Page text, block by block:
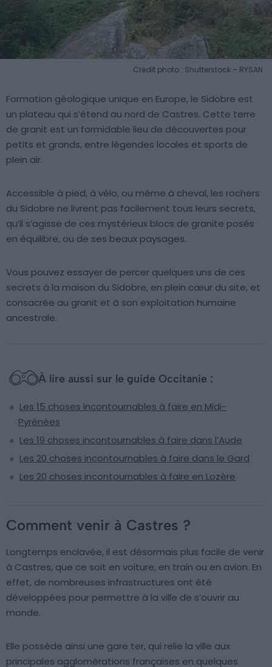
Crédit photo : Shutterstock – RYSAN
Formation géologique unique en Europe, le Sidobre est
un plateau qui s’étend au nord de Castres. Cette terre
de granit est un formidable lieu de découvertes pour
petits et grands, entre légendes locales et sports de
plein air.
Accessible à pied, à vélo, ou même à cheval, les rochers
du Sidobre ne livrent pas facilement tous leurs secrets,
qu’il s’agisse de ces mystérieux blocs de granite posés
en équilibre, ou de ses beaux paysages.
Vous pouvez essayer de percer quelques uns de ces
secrets à la maison du Sidobre, en plein cœur du site, et
consacrée au granit et à son exploitation humaine
ancestrale.
À lire aussi sur le guide Occitanie :
Les 15 choses incontournables à faire en Midi-
Pyrénées
Les 19 choses incontournables à faire dans l’Aude
Les 20 choses incontournables à faire dans le Gard
Les 20 choses incontournables à faire en Lozère
Comment venir à Castres ?
Longtemps enclavée, il est désormais plus facile de venir
à Castres, que ce soit en voiture, en train ou en avion. En
effet, de nombreuses infrastructures ont été
développées pour permettre à la ville de s’ouvrir au
monde.
Elle possède ainsi une gare ter, qui relie la ville aux
principales agglomérations françaises en quelques